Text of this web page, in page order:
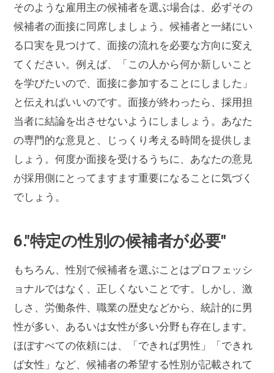
そのような雇用主の候補者を選ぶ場合は、必ずその
候補者の面接に同席しましょう。候補者と一緒にい
る口実を見つけて、面接の流れを必要な方向に変え
てください。例えば、「この人から何か新しいこと
を学びたいので、面接に参加することにしました」
と伝えればいいのです。面接が終わったら、採用担
当者に結論を出させないようにしましょう。あなた
の専門的な意見と、じっくり考える時間を提供しま
しょう。何度か面接を受けるうちに、あなたの意見
が採用側にとってますます重要になることに気づく
でしょう。
6."特定の性別の候補者が必要"
もちろん、性別で候補者を選ぶことはプロフェッシ
ョナルではなく、正しくないことです。しかし、激
しさ、労働条件、職業の歴史などから、統計的に男
性が多い、あるいは女性が多い分野も存在します。
ほぼすべての依頼には、「できれば男性」「できれ
ば女性」など、候補者の希望する性別が記載されて